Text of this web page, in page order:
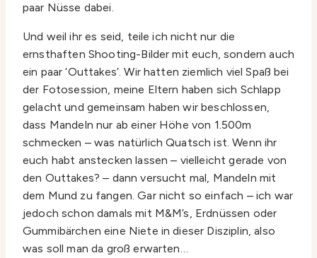
paar Nüsse dabei.
Und weil ihr es seid, teile ich nicht nur die
ernsthaften Shooting-Bilder mit euch, sondern auch
ein paar ‘Outtakes’. Wir hatten ziemlich viel Spaß bei
der Fotosession, meine Eltern haben sich Schlapp
gelacht und gemeinsam haben wir beschlossen,
dass Mandeln nur ab einer Höhe von 1.500m
schmecken – was natürlich Quatsch ist. Wenn ihr
euch habt anstecken lassen – vielleicht gerade von
den Outtakes? – dann versucht mal, Mandeln mit
dem Mund zu fangen. Gar nicht so einfach – ich war
jedoch schon damals mit M&M’s, Erdnüssen oder
Gummibärchen eine Niete in dieser Disziplin, also
was soll man da groß erwarten…